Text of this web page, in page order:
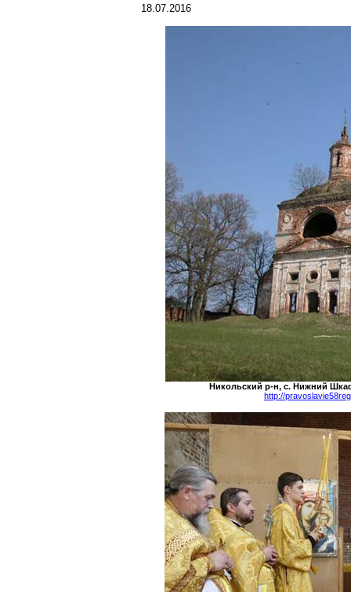
18.07.2016
Никольский р-н, с. Нижний
http://